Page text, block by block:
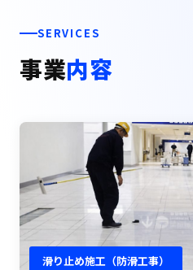
SERVICES
事業内容
滑り止め施工（防滑工事）